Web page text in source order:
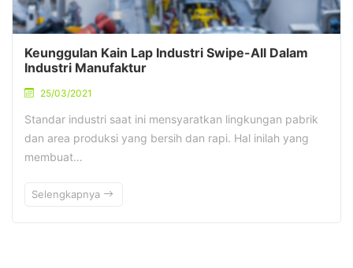
Keunggulan Kain Lap Industri Swipe-All Dalam
Industri Manufaktur
25/03/2021
Standar industri saat ini mensyaratkan lingkungan pabrik
dan area produksi yang bersih dan rapi. Hal inilah yang
membuat…
Selengkapnya